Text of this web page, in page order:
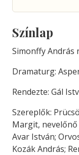
Színlap
Simonffy András
Dramaturg:
Rendezte: Gál
Szereplők:
Margit, nevelőnő
Avar István;
Kozák András;